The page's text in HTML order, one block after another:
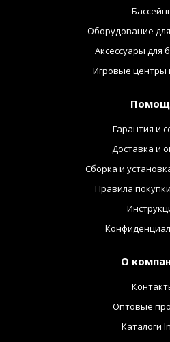
Оборудование
Аксессуары для
Игровые центры
Гарантия и
Доставка и
Сборка и
Правила
О
Оптовые
Каталоги